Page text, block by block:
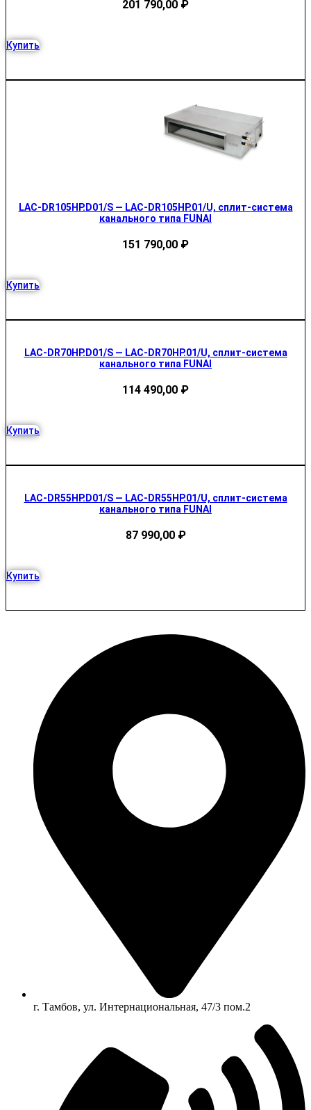
201 790,00 ₽
Купить
LAC-DR105HP.D01/S — LAC-DR105HP.01/U, сплит-система
канального типа FUNAI
151 790,00 ₽
Купить
LAC-DR70HP.D01/S — LAC-DR70HP.01/U, сплит-система
канального типа FUNAI
114 490,00 ₽
Купить
LAC-DR55HP.D01/S — LAC-DR55HP.01/U, сплит-система
канального типа FUNAI
87 990,00 ₽
Купить
г. Тамбов, ул. Интернациональная, 47/3 пом.2